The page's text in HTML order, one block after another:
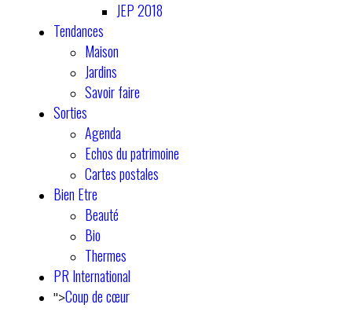
JEP 2018
Tendances
Maison
Jardins
Savoir faire
Sorties
Agenda
Echos du patrimoine
Cartes postales
Bien Etre
Beauté
Bio
Thermes
PR International
">Coup de cœur